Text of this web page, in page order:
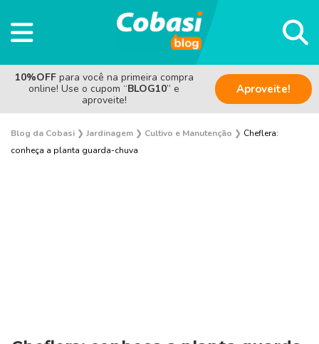
10%OFF para você na primeira compra
online! Use o cupom “BLOG10” e
aproveite!
Aproveite!
Blog da Cobasi ❯ Jardinagem ❯ Cultivo e Manutenção ❯ Cheflera:
conheça a planta guarda-chuva